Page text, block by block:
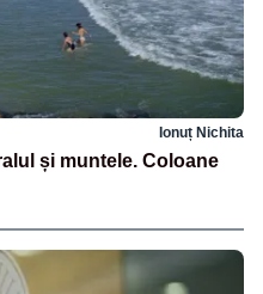
Ionuț Nichita
și muntele. Coloane